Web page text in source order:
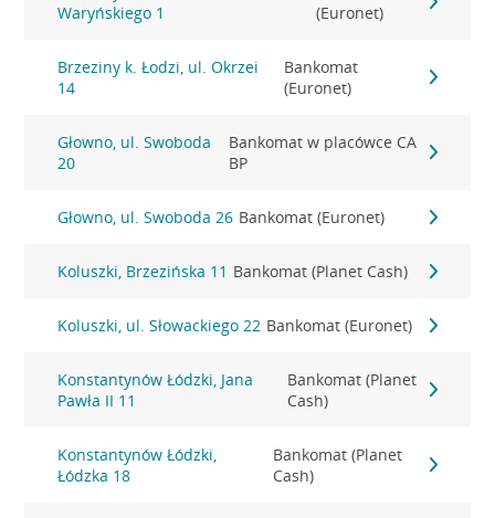
Waryńskiego 1
(Euronet)
Brzeziny k. Łodzi, ul. Okrzei
14
Bankomat
(Euronet)
Głowno, ul. Swoboda
20
Bankomat w placówce CA
BP
Głowno, ul. Swoboda 26 Bankomat (Euronet)
Koluszki, Brzezińska 11 Bankomat (Planet Cash)
Koluszki, ul. Słowackiego 22 Bankomat (Euronet)
Konstantynów Łódzki, Jana
Pawła II 11
Bankomat (Planet
Cash)
Konstantynów Łódzki,
Łódzka 18
Bankomat (Planet
Cash)